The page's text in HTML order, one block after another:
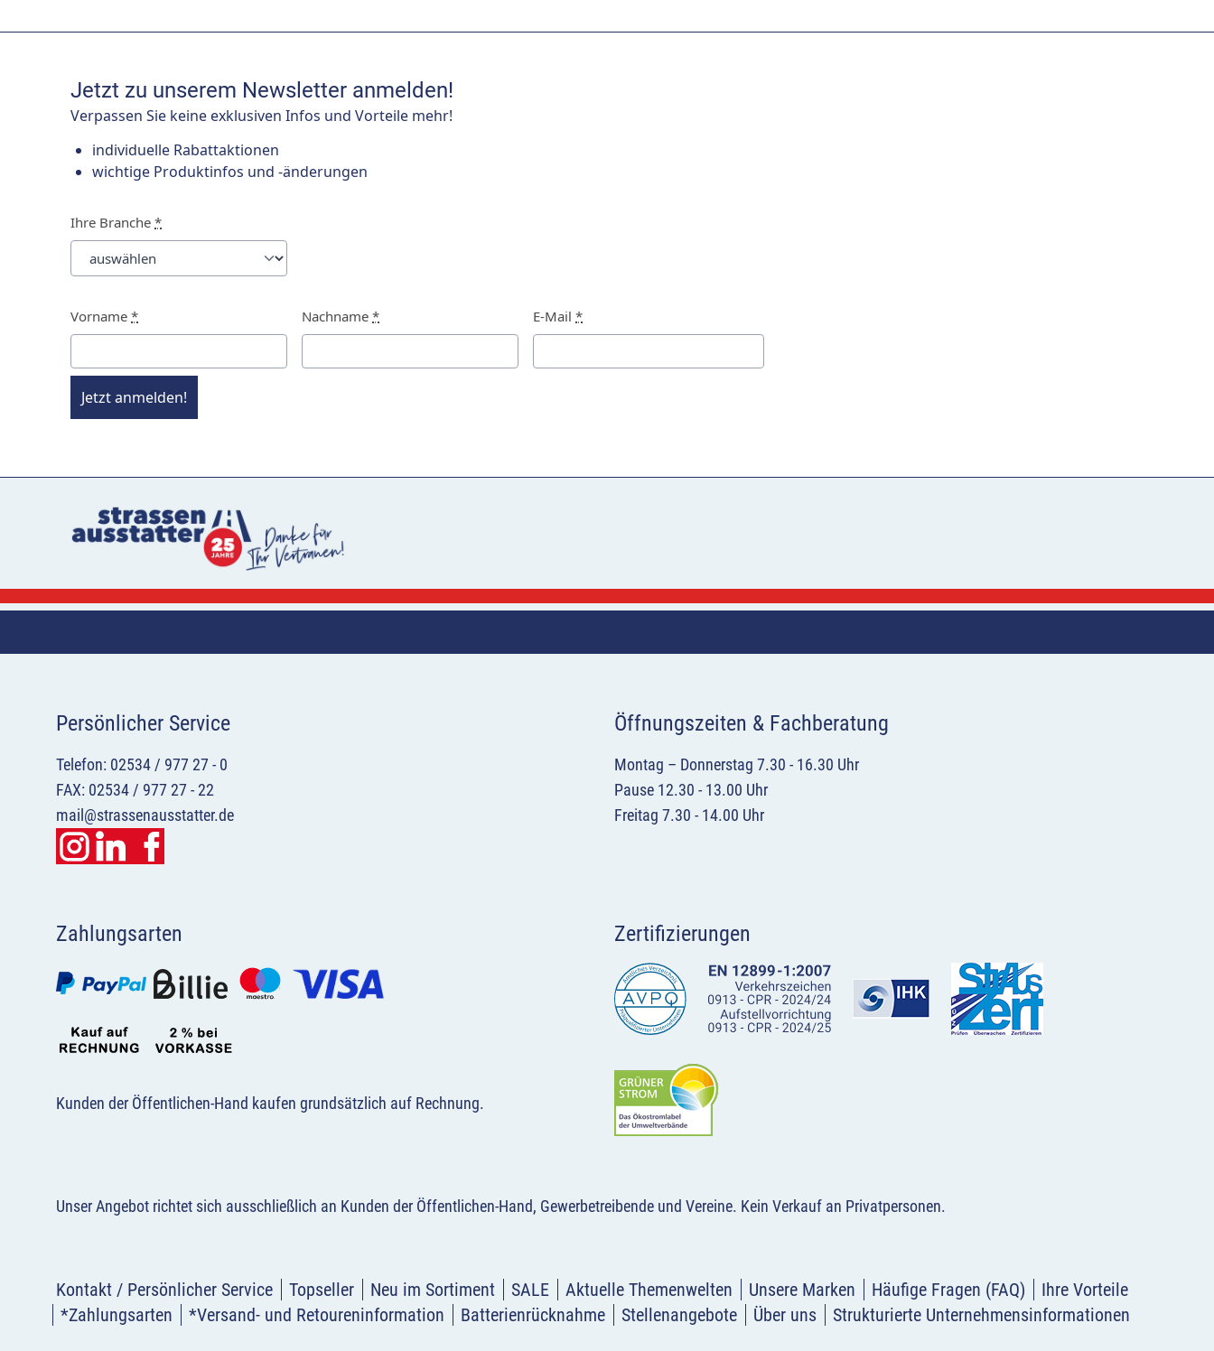
Jetzt zu unserem Newsletter anmelden!
Verpassen Sie keine exklusiven Infos und Vorteile mehr!
individuelle Rabattaktionen
wichtige Produktinfos und -änderungen
Ihre Branche *
Vorname * Nachname * E-Mail *
Jetzt anmelden!
Persönlicher Service
Telefon: 02534 / 977 27 - 0
FAX: 02534 / 977 27 - 22
mail@strassenausstatter.de
Öffnungszeiten & Fachberatung
Montag – Donnerstag 7.30 - 16.30 Uhr
Pause 12.30 - 13.00 Uhr
Freitag 7.30 - 14.00 Uhr
Zahlungsarten
Kunden der Öffentlichen-Hand kaufen grundsätzlich auf Rechnung.
Zertifizierungen
Unser Angebot richtet sich ausschließlich an Kunden der Öffentlichen-Hand, Gewerbetreibende und Vereine. Kein Verkauf an Privatpersonen.
Kontakt / Persönlicher Service Topseller Neu im Sortiment SALE Aktuelle Themenwelten Unsere Marken Häufige Fragen (FAQ)
Ihre Vorteile
*Zahlungsarten
*Versand- und Retoureninformation Batterienrücknahme Stellenangebote Über uns Strukturierte Unternehmensinformationen